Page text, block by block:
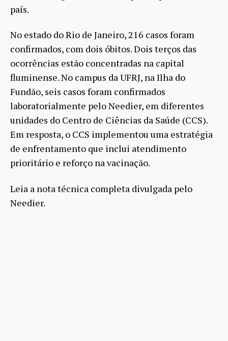
país.
No estado do Rio de Janeiro, 216 casos foram
confirmados, com dois óbitos. Dois terços das
ocorrências estão concentradas na capital
fluminense. No campus da UFRJ, na Ilha do
Fundão, seis casos foram confirmados
laboratorialmente pelo Needier, em diferentes
unidades do Centro de Ciências da Saúde (CCS).
Em resposta, o CCS implementou uma estratégia
de enfrentamento que inclui atendimento
prioritário e reforço na vacinação.
Leia a nota técnica completa divulgada pelo
Needier.